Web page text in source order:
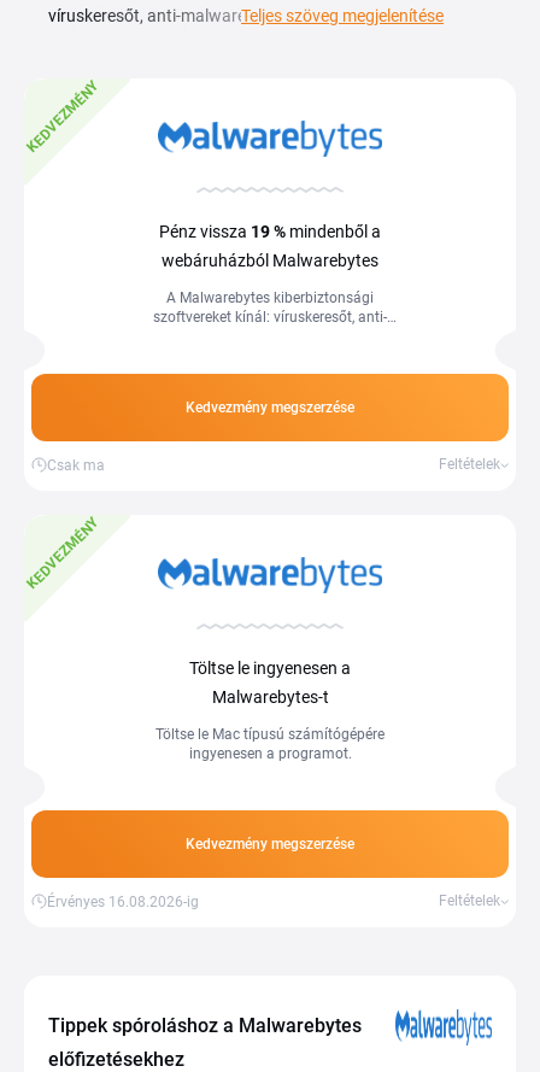
víruskeresőt, anti-malware védelmet, VPN-t és átveréselleni
olcsóbban védheted a számítógépedet és a telefonodat a
kártevőktől. Egy érvényes kupon vagy akció segítségével
alacsonyabb áron jutsz hozzá az éves vagy többéves
csomagokhoz. Az aktuális kódokat ezen az oldalon találod,
Malwarebytes-előfizetésnél spórolhatsz.
Teljes szöveg megjelenítése
KEDVEZMÉNY
Pénz vissza 19 % mindenből a
webáruházból Malwarebytes
A Malwarebytes kiberbiztonsági
szoftvereket kínál: víruskeresőt, anti-
Kedvezmény megszerzése
Csak ma Feltételek
KEDVEZMÉNY
Töltse le ingyenesen a
Malwarebytes-t
Töltse le Mac típusú számítógépére
ingyenesen a programot.
Kedvezmény megszerzése
Érvényes 16.08.2026-ig Feltételek
Tippek spóroláshoz a Malwarebytes
előfizetésekhez